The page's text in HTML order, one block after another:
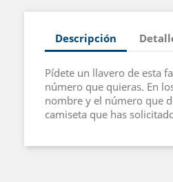
Descripción
Pídete un llavero de esta
número que quieras. En
nombre y el número que
camiseta que has